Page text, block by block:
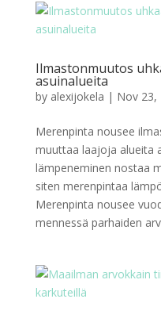
Ilmastonmuutos
asuinalueita
by alexijokela | Nov 23,
Merenpinta nousee
muuttaa laajoja alueita
lämpeneminen nostaa
siten merenpintaa
Merenpinta nousee
mennessä parhaiden